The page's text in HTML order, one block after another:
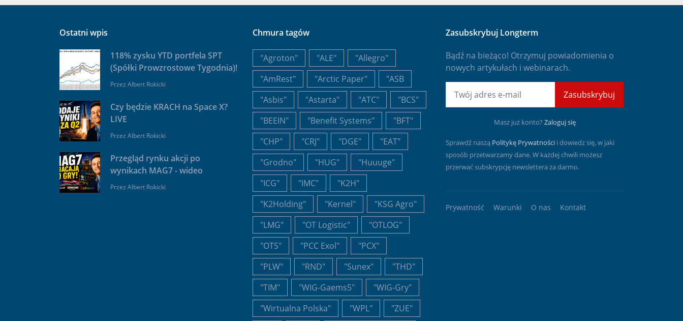
Ostatni wpis
118% zysku YTD portfela SPT
(Spółki Prowzrostowe Tygodnia)!
Przez Albert Rokicki
Czy będzie KRACH na Space X?
LIVE
Przez Albert Rokicki
Przegląd rynku akcji po
wynikach MAG7 - wideo
Przez Albert Rokicki
Chmura tagów
"Agroton" "ALE"
"Allegro"
"AmRest"
"Arctic Paper"
"ASB
"Asbis"
"Astarta" "ATC"
"BCS"
"BEEIN"
"Benefit Systems"
"BFT"
"CHP"
"CRJ" "DGE"
"EAT"
"Grodno"
"HUG"
"Huuuge"
"ICG"
"IMC"
"K2H"
"K2Holding"
"Kernel"
"KSG Agro"
"LMG"
"OT Logistic"
"OTLOG"
"OTS"
"PCC Exol"
"PCX"
"PLW"
"RND" "Sunex"
"THD"
"TIM"
"WIG-Gaems5"
"WIG-Gry"
"Wirtualna Polska"
"WPL"
"ZUE"
Zasubskrybuj Longterm
Bądź na bieżąco! Otrzymuj powiadomienia o
nowych artykułach i webinarach.
Zasubskrybuj
Masz już konto? Zaloguj się
Sprawdź naszą Politykę Prywatności i dowiedz się, w jaki
sposób przetwarzamy dane. W każdej chwili możesz
przerwać subskrypcję newslettera za darmo.
Prywatność Warunki O nas Kontakt